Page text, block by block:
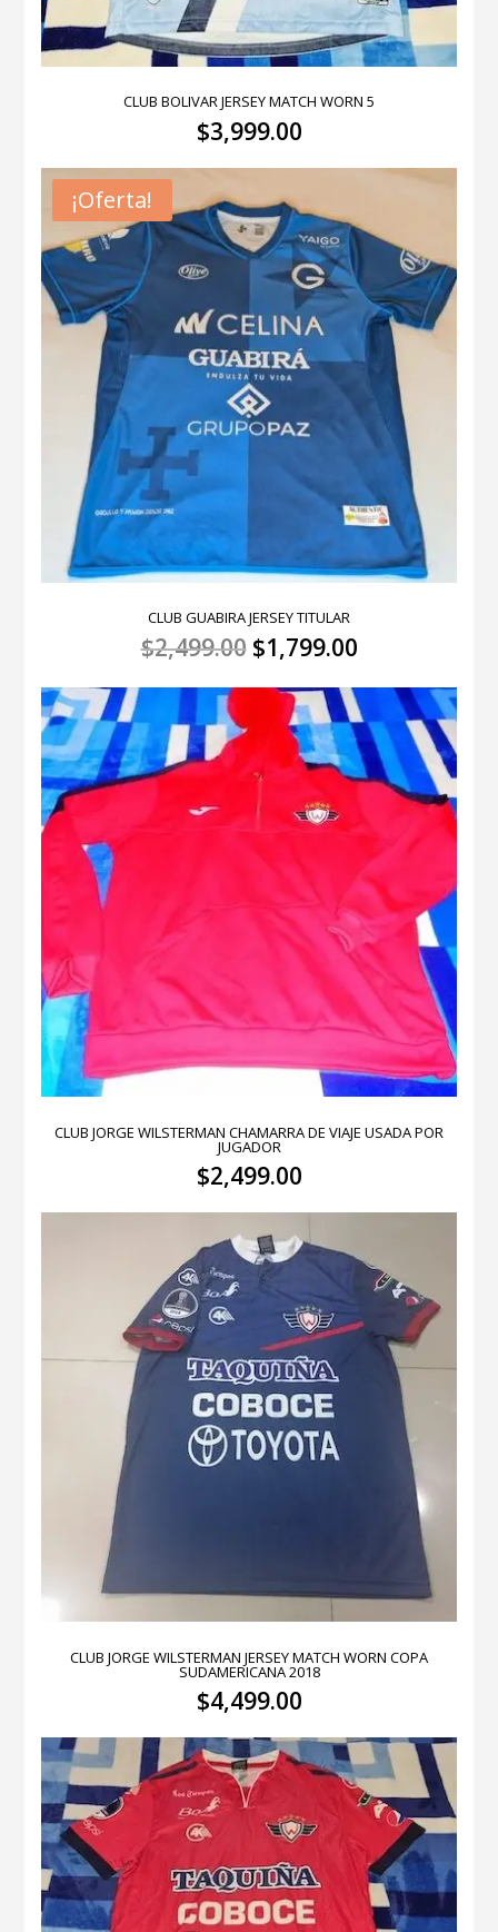
CLUB BOLIVAR JERSEY MATCH WORN 5
$3,999.00
¡Oferta!
CLUB GUABIRA JERSEY TITULAR
$2,499.00 El
original
era:
$2,499.00.
$1,799.00El
actual
es:
$1,799.00.
CLUB JORGE WILSTERMAN CHAMARRA DE VIAJE USADA POR
JUGADOR
$2,499.00
CLUB JORGE WILSTERMAN JERSEY MATCH WORN COPA
SUDAMERICANA 2018
$4,499.00